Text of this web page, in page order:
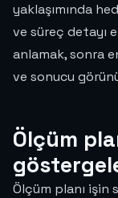
yaklaşımında
ve süreç detayı
anlamak, sonra
ve sonucu
Ölçüm
Ölçüm planı işin